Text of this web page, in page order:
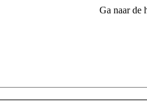
Ga naar de